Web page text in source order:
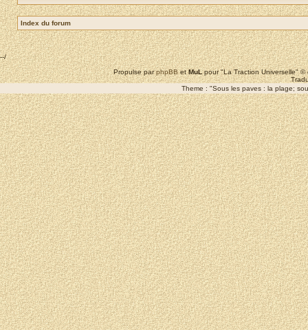
Index du forum
--/
Propulse parphpBBetMuLpour "La Traction Universelle"
Theme : "Sous les paves : la plage;